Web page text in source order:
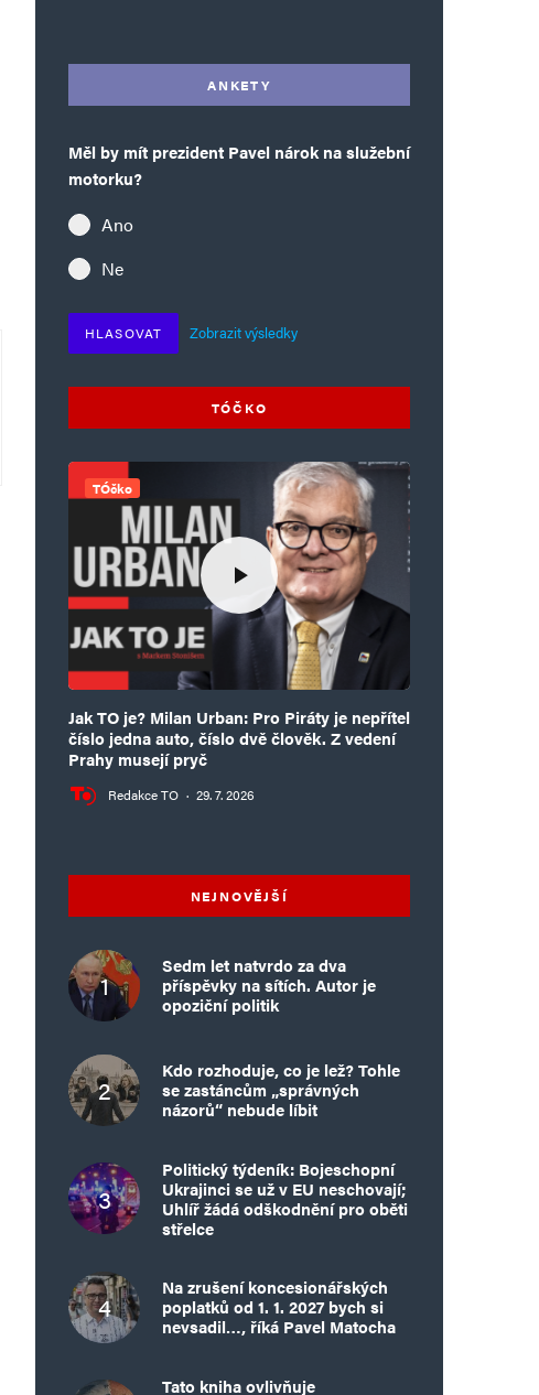
ANKETY
Měl by mít prezident Pavel nárok na služební
motorku?
Ano
Ne
HLASOVAT Zobrazit výsledky
TÓČKO
TÓčko
Jak TO je? Milan Urban: Pro Piráty je nepřítel
číslo jedna auto, číslo dvě člověk. Z vedení
Prahy musejí pryč
Redakce TO · 29. 7. 2026
NEJNOVĚJŠÍ
Sedm let natvrdo za dva
příspěvky na sítích. Autor je
opoziční politik
Kdo rozhoduje, co je lež? Tohle
se zastáncům „správných
názorů“ nebude líbit
Politický týdeník: Bojeschopní
Ukrajinci se už v EU neschovají;
Uhlíř žádá odškodnění pro oběti
střelce
Na zrušení koncesionářských
poplatků od 1. 1. 2027 bych si
nevsadil…, říká Pavel Matocha
Tato kniha ovlivňuje